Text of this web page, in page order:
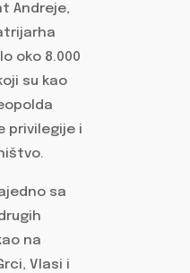
Andreje,
oko 8.000
su kao
privilegije i
sa
na
Vlasi i